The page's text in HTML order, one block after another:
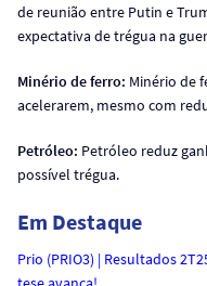
de reunião entre Putin e
expectativa de trégua na
Minério de ferro: Minério de
acelerarem, mesmo com
Petróleo: Petróleo reduz
possível trégua.
Em Destaque
Prio (PRIO3) | Resultados